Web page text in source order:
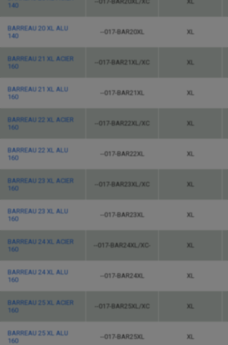
140
BARREAU 20 XL ALU
140
--017-BAR20XL XL
BARREAU 21 XL ACIER
160
--017-BAR21XL/XC XL
BARREAU 21 XL ALU
160
--017-BAR21XL XL
BARREAU 22 XL ACIER
160
--017-BAR22XL/XC XL
BARREAU 22 XL ALU
160
--017-BAR22XL XL
BARREAU 23 XL ACIER
160
--017-BAR23XL/XC XL
BARREAU 23 XL ALU
160
--017-BAR23XL XL
BARREAU 24 XL ACIER
160
--017-BAR24XL/XC- XL
BARREAU 24 XL ALU
160
--017-BAR24XL XL
BARREAU 25 XL ACIER
160
--017-BAR25XL/XC XL
BARREAU 25 XL ALU
160
--017-BAR25XL XL